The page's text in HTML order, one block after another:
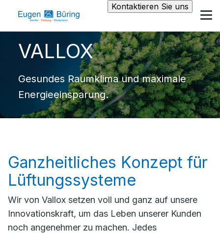
Kontaktieren Sie uns
VALLOX
Gesundes Raumklima und maximale
Energieeinsparung.
Ganzheitliches Konzept für
Lüftungssysteme
Wir von Vallox setzen voll und ganz auf unsere
Innovationskraft, um das Leben unserer Kunden
noch angenehmer zu machen. Jedes